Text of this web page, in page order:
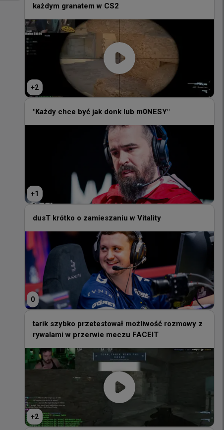
"Każdy chce być jak donk lub m0NESY"
dusT krótko o zamieszaniu w Vitality
0
tarik szybko przetestował możliwość rozmowy z
rywalami w przerwie meczu FACEIT
+2
Apogee nie zmieni składu walcząc o EWC
każdym granatem w CS2
+2
"Każdy chce być jak donk lub m0NESY"
+1
dusT krótko o zamieszaniu w Vitality
0
tarik szybko przetestował możliwość rozmowy z
rywalami w przerwie meczu FACEIT
+2